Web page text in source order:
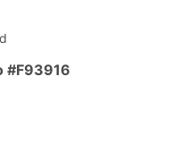
#F93916